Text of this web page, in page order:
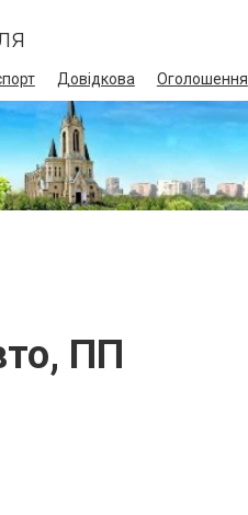
Довідкова Оголошення
ПП